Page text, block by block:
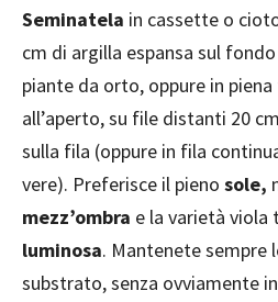
Seminatela in cassette o
cm di argilla espansa sul
piante da orto, oppure in
all’aperto, su file distanti 20
sulla fila (oppure in fila
vere). Preferisce il pieno sole,
mezz’ombra e la varietà viola
luminosa. Mantenete sempre
substrato, senza ovviamente